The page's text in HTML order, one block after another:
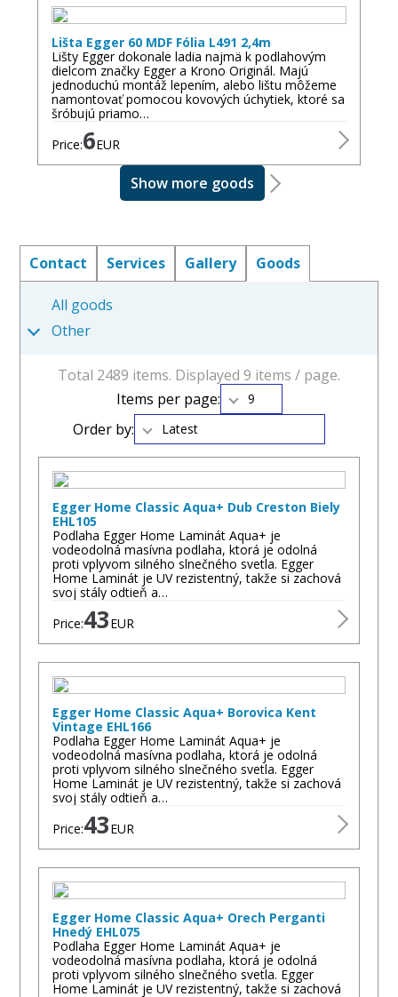
Lišta Egger 60 MDF Fólia L491 2,4m
Lišty Egger dokonale ladia najmä k podlahovým
dielcom značky Egger a Krono Originál. Majú
jednoduchú montáž lepením, alebo lištu môžeme
namontovať pomocou kovových úchytiek, ktoré sa
šróbujú priamo…
Price:6EUR
Show more goods
Contact Services Gallery Goods
All goods
Other
Total 2489 items. Displayed 9 items / page.
Items per page:
9
Order by: Latest
Egger Home Classic Aqua+ Dub Creston Biely
EHL105
Podlaha Egger Home Laminát Aqua+ je
vodeodolná masívna podlaha, ktorá je odolná
proti vplyvom silného slnečného svetla. Egger
Home Laminát je UV rezistentný, takže si zachová
svoj stály odtieň a…
Price:43EUR
Egger Home Classic Aqua+ Borovica Kent
Vintage EHL166
Podlaha Egger Home Laminát Aqua+ je
vodeodolná masívna podlaha, ktorá je odolná
proti vplyvom silného slnečného svetla. Egger
Home Laminát je UV rezistentný, takže si zachová
svoj stály odtieň a…
Price:43EUR
Egger Home Classic Aqua+ Orech Perganti
Hnedý EHL075
Podlaha Egger Home Laminát Aqua+ je
vodeodolná masívna podlaha, ktorá je odolná
proti vplyvom silného slnečného svetla. Egger
Home Laminát je UV rezistentný, takže si zachová